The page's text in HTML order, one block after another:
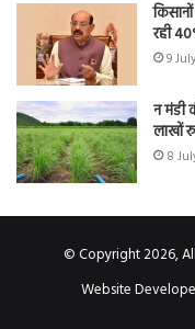
रही
9
न मंडी
लाखों
8
© Copyright 2026,
Website